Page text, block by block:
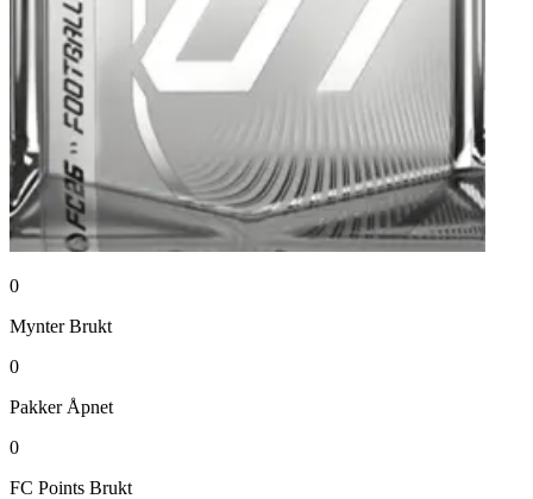
0
Mynter Brukt
0
Pakker Åpnet
0
FC Points Brukt